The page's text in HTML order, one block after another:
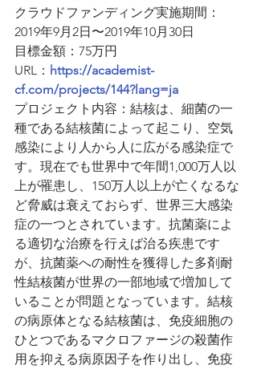
クラウドファンディング実施期間：
2019年9月2日〜2019年10月30日
目標金額：75万円
URL： https://academist-
cf.com/projects/144?lang=ja
プロジェクト内容：結核は、細菌の一
種である結核菌によって起こり、空気
感染により人から人に広がる感染症で
す。現在でも世界中で年間1,000万人以
上が罹患し、150万人以上が亡くなるな
ど脅威は衰えておらず、世界三大感染
症の一つとされています。抗菌薬によ
る適切な治療を行えば治る疾患です
が、抗菌薬への耐性を獲得した多剤耐
性結核菌が世界の一部地域で増加して
いることが問題となっています。結核
の病原体となる結核菌は、免疫細胞の
ひとつであるマクロファージの殺菌作
用を抑える病原因子を作り出し、免疫